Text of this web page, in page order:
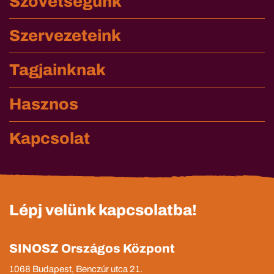
Szervezeteink
Tagjainknak
Hasznos
Kapcsolat
Lépj velünk kapcsolatba!
SINOSZ Országos Központ
1068 Budapest, Benczúr utca 21.